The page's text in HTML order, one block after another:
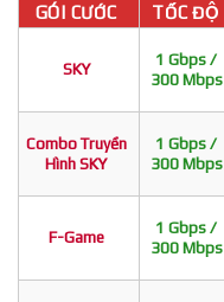
GÓI CƯỚC TỐC ĐỘ
SKY
1 Gbps /
300 Mbps
Combo Truyền
Hình SKY
1 Gbps /
300 Mbps
F-Game
1 Gbps /
300 Mbps